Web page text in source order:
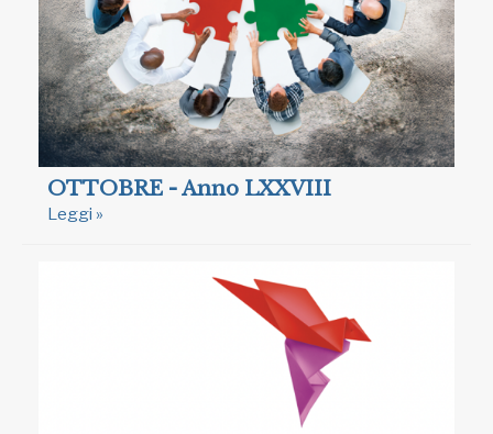
OTTOBRE - Anno LXXVIII
Leggi »